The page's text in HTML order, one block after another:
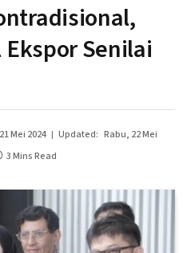
Senilai
Mei 2024 Updated: Rabu, 22 Mei
3 Mins Read